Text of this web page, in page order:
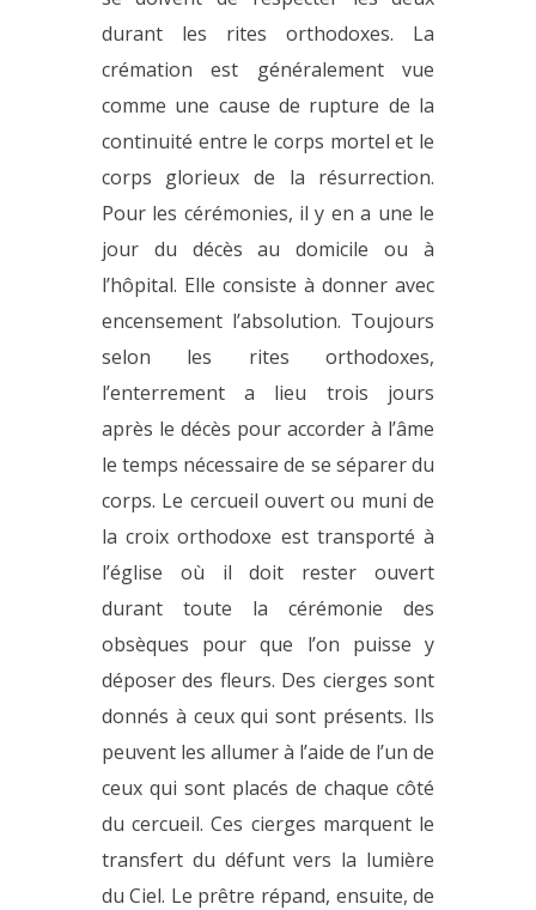
durant les rites orthodoxes. La
crémation est généralement vue
comme une cause de rupture de la
continuité entre le corps mortel et le
corps glorieux de la résurrection.
Pour les cérémonies, il y en a une le
jour du décès au domicile ou à
l’hôpital. Elle consiste à donner avec
encensement l’absolution. Toujours
selon les rites orthodoxes,
l’enterrement a lieu trois jours
après le décès pour accorder à l’âme
le temps nécessaire de se séparer du
corps. Le cercueil ouvert ou muni de
la croix orthodoxe est transporté à
l’église où il doit rester ouvert
durant toute la cérémonie des
obsèques pour que l’on puisse y
déposer des fleurs. Des cierges sont
donnés à ceux qui sont présents. Ils
peuvent les allumer à l’aide de l’un de
ceux qui sont placés de chaque côté
du cercueil. Ces cierges marquent le
transfert du défunt vers la lumière
du Ciel. Le prêtre répand, ensuite, de